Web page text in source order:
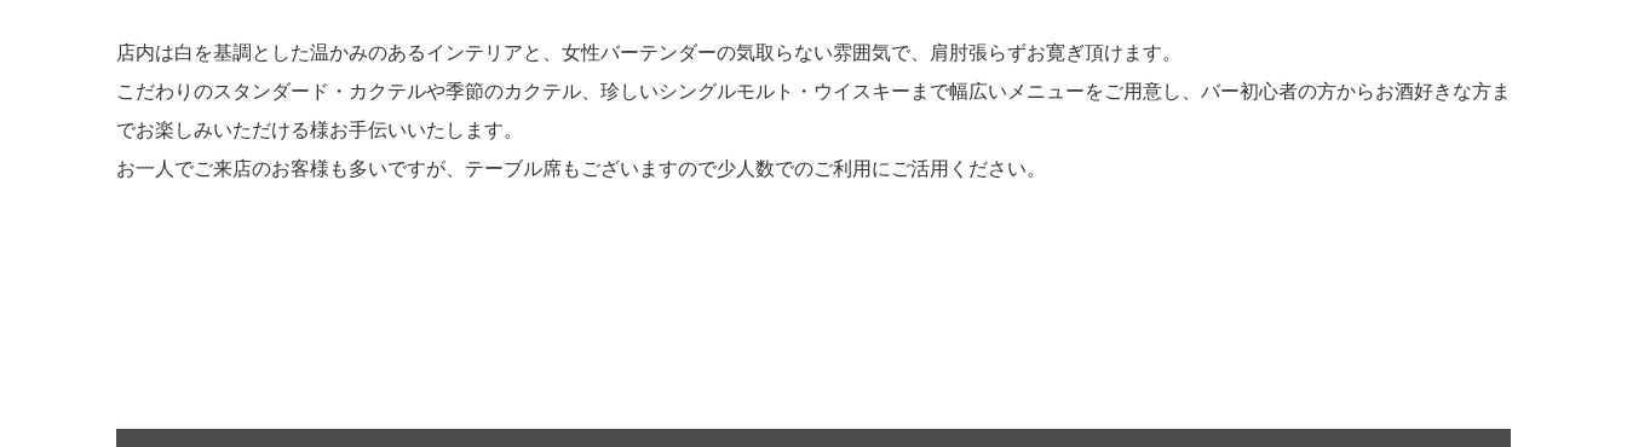
店内は白を基調とした温かみのあるインテリアと、女性バーテンダーの気取らない雰囲気で、肩肘張らずお寛ぎ頂けます。
こだわりのスタンダード・カクテルや季節のカクテル、珍しいシングルモルト・ウイスキーまで幅広いメニューをご用意し、バー初心者の方からお酒好きな方ま
でお楽しみいただける様お手伝いいたします。
お一人でご来店のお客様も多いですが、テーブル席もございますので少人数でのご利用にご活用ください。